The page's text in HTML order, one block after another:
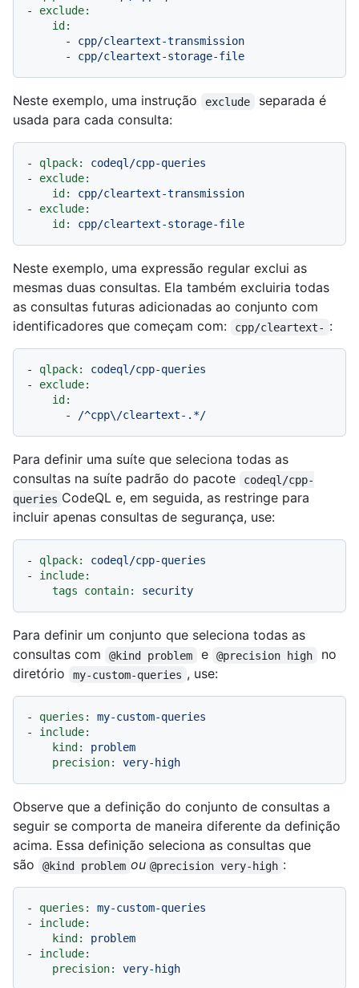
-
exclude:
id:
-
cpp/cleartext-transmission
-
cpp/cleartext-storage-file
Neste exemplo, uma instrução exclude
separada é
usada para cada consulta:
- qlpack:
codeql/cpp-queries
-
exclude:
id:
cpp/cleartext-transmission
-
exclude:
id:
cpp/cleartext-storage-file
Neste exemplo, uma expressão regular exclui as
mesmas duas consultas. Ela também excluiria todas
as consultas futuras adicionadas ao conjunto com
identificadores que começam com:
cpp/cleartext- :
- qlpack:
codeql/cpp-queries
-
exclude:
id:
-
/^cpp\/cleartext-.*/
Para definir uma suíte que seleciona todas as
consultas na suíte padrão do pacote
codeql/cpp-
queries CodeQL e, em seguida, as restringe para
incluir apenas consultas de segurança, use:
- qlpack:
codeql/cpp-queries
-
include:
tags contain:
security
Para definir um conjunto que seleciona todas as
consultas com
@kind problem e @precision high
no
diretório
my-custom-queries , use:
- queries:
my-custom-queries
-
include:
kind:
problem
precision:
very-high
Observe que a definição do conjunto de consultas a
seguir se comporta de maneira diferente da definição
acima. Essa definição seleciona as consultas que
são
@kind problem ou @precision very-high :
- queries:
my-custom-queries
-
include:
kind:
problem
-
include:
precision:
very-high